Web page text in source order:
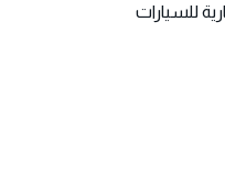
للسيارات